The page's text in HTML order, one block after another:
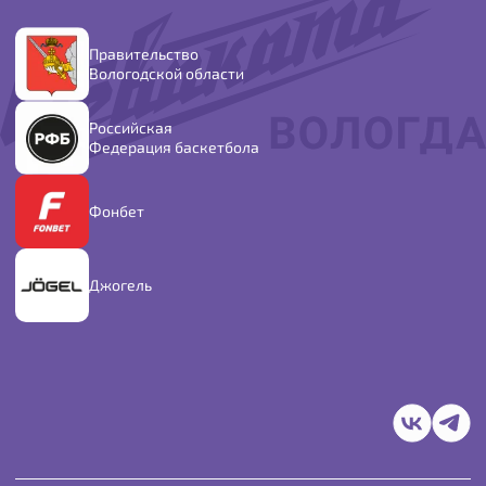
Правительство
Вологодской области
Российская
Федерация баскетбола
Фонбет
Джогель